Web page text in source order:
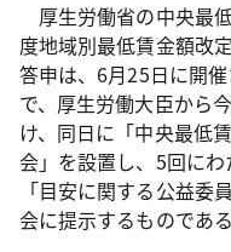
厚生労働省の中央最
度地域別最低賃金額改
答申は、6月25日に開
で、厚生労働大臣から
け、同日に「中央最低
会」を設置し、5回に
「目安に関する公益委
会に提示するものである